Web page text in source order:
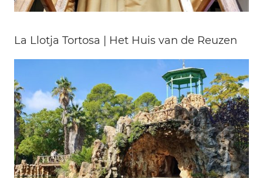
La Llotja Tortosa | Het Huis van de Reuzen